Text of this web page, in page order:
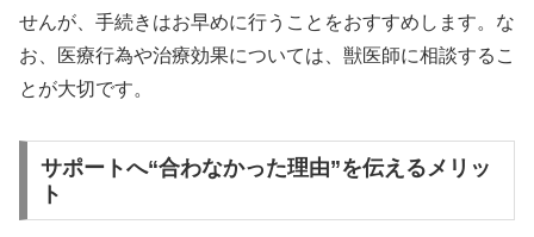
せんが、手続きはお早めに行うことをおすすめします。な
お、医療行為や治療効果については、獣医師に相談するこ
とが大切です。
サポートへ“合わなかった理由”を伝えるメリッ
ト